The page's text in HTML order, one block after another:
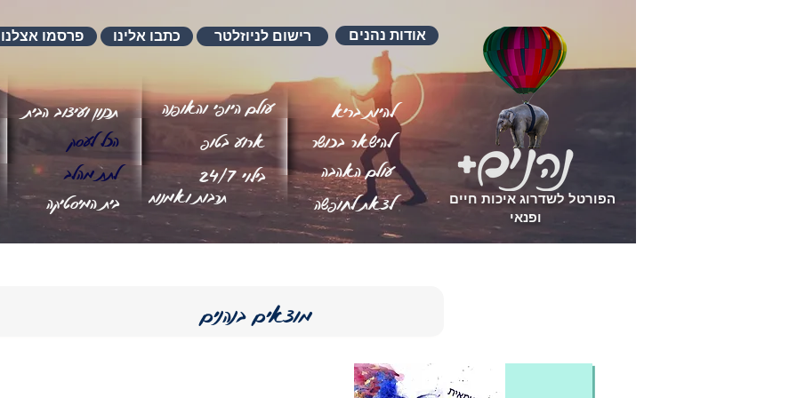
בית המיסטיקה
תכנון ועיצוב הבית
לתת מהלב
עולם היופי והאופנה
בילוי 24/7
ארוע בטופ
תרבות ואמנות
עולם האהבה
לצאת לחופשה
להיות בריא
להישאר בכושר
הכל לעסק
פרסמו אצלנו כתבו אלינו רישום לניוזלטר אודות נהנים